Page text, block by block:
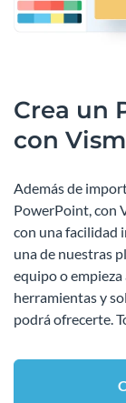
Crea un
con
Además de
PowerPoint, con
con una facilidad
una de nuestras
equipo o
herramientas y
podrá ofrecerte.